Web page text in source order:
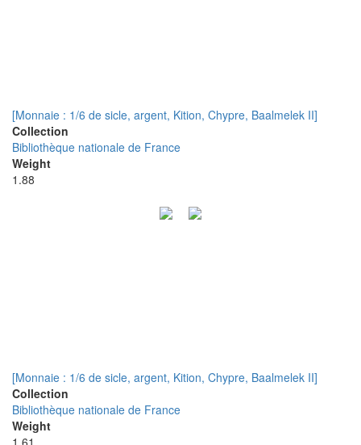
[Monnaie : 1/6 de sicle, argent, Kition, Chypre, Baalmelek II]
Collection
Bibliothèque nationale de France
Weight
1.88
[Monnaie : 1/6 de sicle, argent, Kition, Chypre, Baalmelek II]
Collection
Bibliothèque nationale de France
Weight
1.61